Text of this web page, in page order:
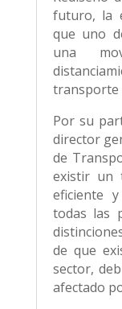
futuro, la
que uno
una
transporte
Por su
director
de
existir un
eficiente
todas las
de que
sector,
afectado